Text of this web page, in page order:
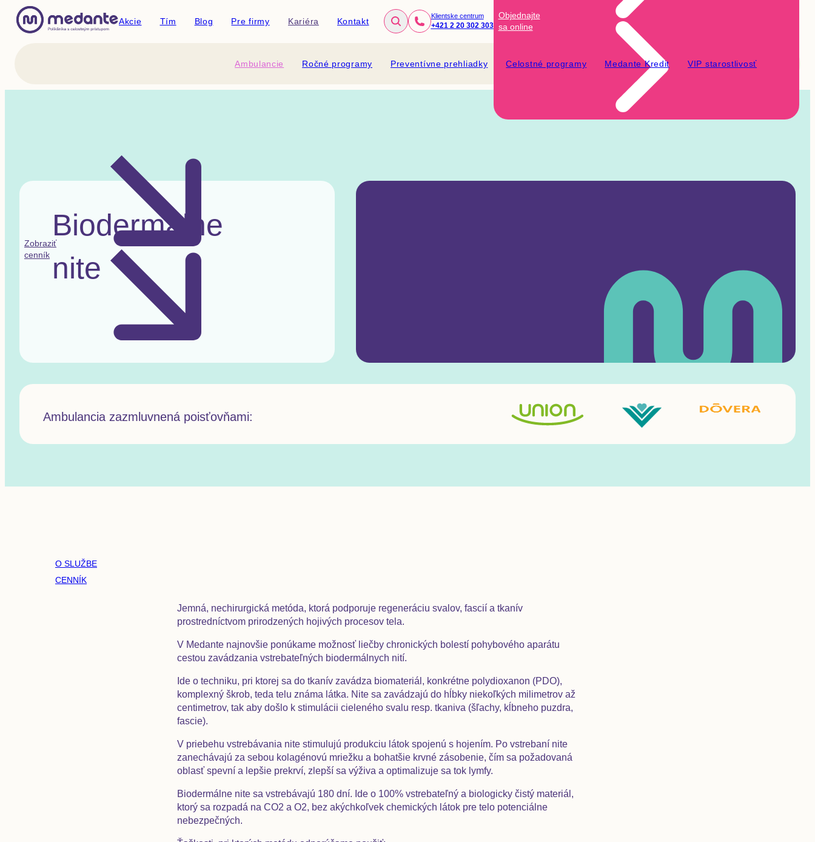
Akcie Tím Blog Pre firmy Kariéra Kontakt
Klientske centrum
+421 2 20 302 303
Objednajte
sa online
Ambulancie Ročné programy Preventívne prehliadky Celostné programy Medante Kredit VIP starostlivosť
Biodermálne
nite
Zobraziť
cenník
Ambulancia zazmluvnená poisťovňami:
O SLUŽBE
CENNÍK
Jemná, nechirurgická metóda, ktorá podporuje regeneráciu svalov, fascií a tkanív
prostredníctvom prirodzených hojivých procesov tela.
V Medante najnovšie ponúkame možnosť liečby chronických bolestí pohybového aparátu
cestou zavádzania vstrebateľných biodermálnych nití.
Ide o techniku, pri ktorej sa do tkanív zavádza biomateriál, konkrétne polydioxanon (PDO),
komplexný škrob, teda telu známa látka. Nite sa zavádzajú do hĺbky niekoľkých milimetrov až
centimetrov, tak aby došlo k stimulácii cieleného svalu resp. tkaniva (šľachy, kĺbneho puzdra,
fascie).
V priebehu vstrebávania nite stimulujú produkciu látok spojenú s hojením. Po vstrebaní nite
zanechávajú za sebou kolagénovú mriežku a bohatšie krvné zásobenie, čím sa požadovaná
oblasť spevní a lepšie prekrví, zlepší sa výživa a optimalizuje sa tok lymfy.
Biodermálne nite sa vstrebávajú 180 dní. Ide o 100% vstrebateľný a biologicky čistý materiál,
ktorý sa rozpadá na CO2 a O2, bez akýchkoľvek chemických látok pre telo potenciálne
nebezpečných.